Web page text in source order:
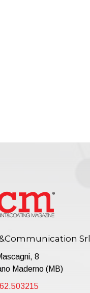
Srl
8
Maderno (MB)